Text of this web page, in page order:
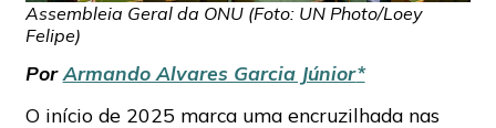
Assembleia Geral da ONU (Foto: UN Photo/Loey
Felipe)
PorArmando Alvares Garcia Júnior*
O início de 2025 marca uma encruzilhada nas